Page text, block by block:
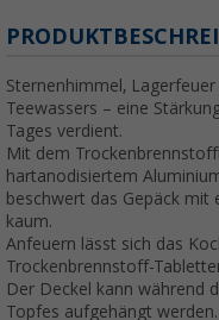
Sternenhimmel,
Teewassers – eine
Tages verdient.
Mit dem
hartanodisiertem
beschwert das Gepäck
kaum.
Anfeuern lässt sich das
Trockenbrennstoff-
Der Deckel kann während
Topfes aufgehängt werden.